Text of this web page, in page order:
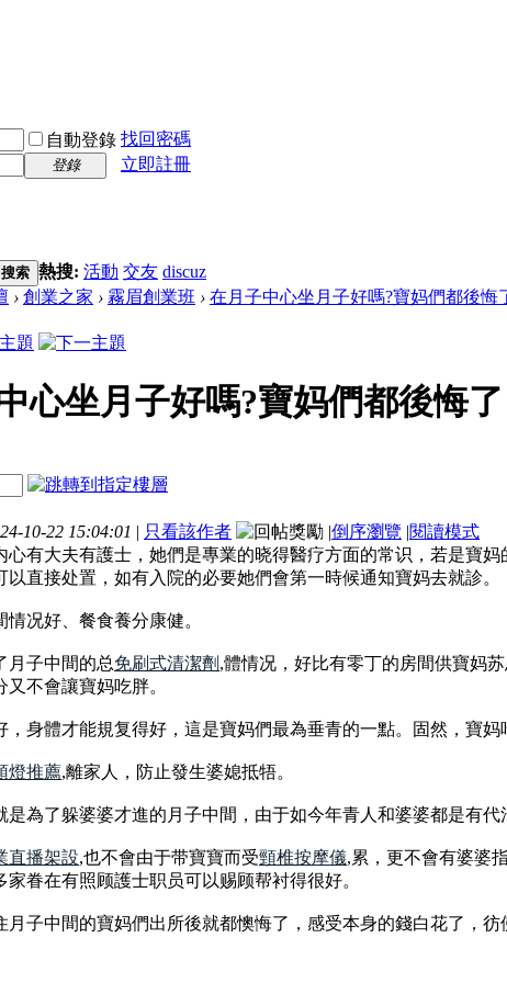
自動登錄 找回密碼
登錄
立即註冊
搜索 熱搜: 活動 交友 discuz
› 創業之家 › 霧眉創業班 › 在月子中心坐月子好嗎?寶妈們都後悔
心坐月子好嗎?寶妈們都後悔了
10-22 15:04:01 | 只看該作者 |倒序瀏覽 |閱讀模式
心有大夫有護士，她們是專業的晓得醫疗方面的常识，若是寶
以直接处置，如有入院的必要她們會第一時候通知寶妈去就診。
情况好、餐食養分康健。
月子中間的总免刷式清潔劑 ,體情况，好比有零丁的房間供寶妈
不會讓寶妈吃胖。
，身體才能規复得好，這是寶妈們最為垂青的一點。固然，寶妈
燈推薦,離家人，防止發生婆媳抵牾。
是為了躲婆婆才進的月子中間，由于如今年青人和婆婆都是有
直播架設,也不會由于带寶寶而受頸椎按摩儀,累，更不會有婆婆
家眷在有照顾護士职员可以赐顾帮衬得很好。
月子中間的寶妈們出所後就都懊悔了，感受本身的錢白花了，